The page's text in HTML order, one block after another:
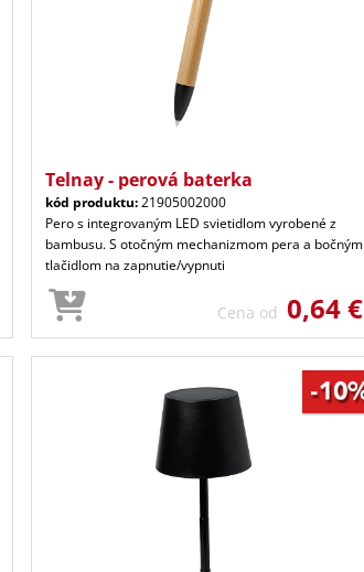
Telnay - perová baterka
kód produktu:21905002000
Pero s integrovaným LED svietidlom vyrobené z
bambusu. S otočným mechanizmom pera a bočným
tlačidlom na zapnutie/vypnuti
Cena od 0,64 €